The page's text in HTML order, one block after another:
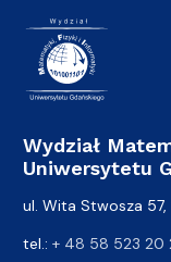
Wydział
Uniwersytetu
ul. Wita Stwosza
tel.: + 48 58 523 20